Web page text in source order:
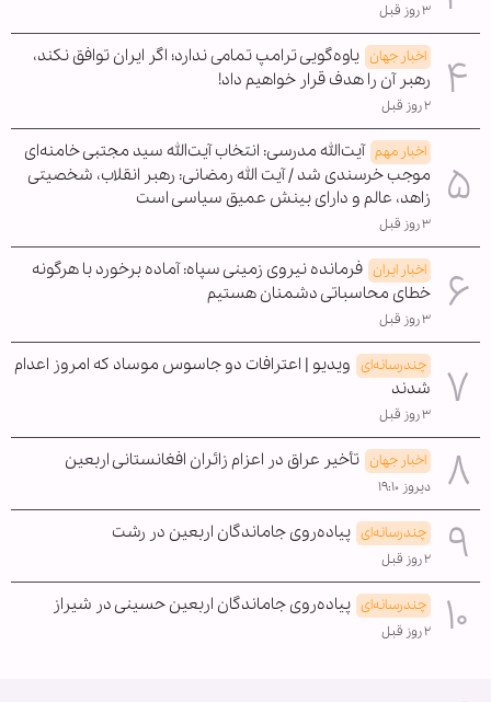
۳ روز قبل
اخبار جهان یاوه‌گویی ترامپ تمامی ندارد؛ اگر ایران توافق نکند،
رهبر آن را هدف قرار خواهیم داد!
۲ روز قبل
اخبار مهم آیت‌الله مدرسی: انتخاب آیت‌الله سید مجتبی خامنه‌ای
موجب خرسندی شد / آیت الله رمضانی: رهبر انقلاب، شخصیتی
زاهد، عالم و دارای بینش عمیق سیاسی است
۳ روز قبل
اخبار ایران فرمانده نیروی زمینی سپاه: آماده برخورد با هرگونه
خطای محاسباتی دشمنان هستیم
۳ روز قبل
چندرسانه‌ای ویدیو | اعترافات دو جاسوس موساد که امروز اعدام
شدند
۳ روز قبل
اخبار جهان تأخیر عراق در اعزام زائران افغانستانی اربعین
دیروز ۱۹:۱۰
چندرسانه‌ای پیاده‌روی جاماندگان اربعین در رشت
۲ روز قبل
چندرسانه‌ای پیاده‌روی جاماندگان اربعین حسینی در شیراز
۲ روز قبل